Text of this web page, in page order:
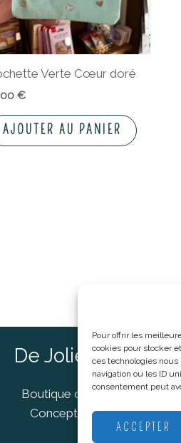
Pour offrir les
cookies pour stocker
ces technologies
navigation ou les ID
consentement peut
ACCEPTER
Verte Cœur doré
€
AJOUTER AU PANIER
De Jolies Choses
Boutique cadeaux Vannes
Concept Store Vannes